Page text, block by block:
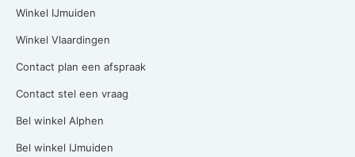
Winkel IJmuiden
Winkel Vlaardingen
Contact plan een afspraak
Contact stel een vraag
Bel winkel Alphen
Bel winkel IJmuiden